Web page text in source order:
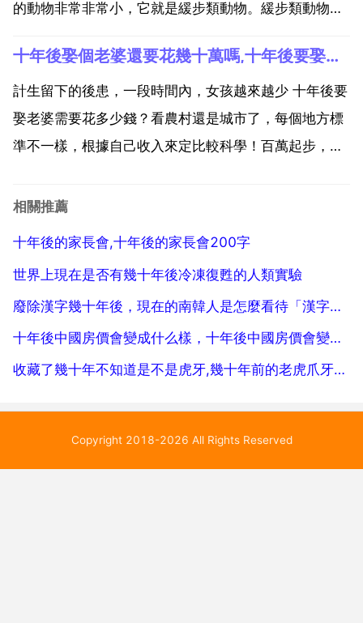
的動物非常非常小，它就是緩步類動物。緩步類動物幾
喜馬拉雅之巔，蒸汽繚繞的溫泉，寒冷的北極荒地，乾
旱的沙漠和潮濕的雨林等都有它的行蹤 它甚至會出現在
你家的後院...
十年後娶個老婆還要花幾十萬嗎,十年後要娶老婆需要花多少錢？？
計生留下的後患，一段時間內，女孩越來越少 十年後要
娶老婆需要花多少錢？看農村還是城市了，每個地方標
準不一樣，根據自己收入來定比較科學！百萬起步，全
禮和喜酒值得嘛？乙個好老婆，是多少錢財都不能衡量
相關推薦
十年後的家長會,十年後的家長會200字
世界上現在是否有幾十年後冷凍復甦的人類實驗
廢除漢字幾十年後，現在的南韓人是怎麼看待「漢字」的呢
十年後中國房價會變成什么樣，十年後中國房價會變成什麼樣
收藏了幾十年不知道是不是虎牙,幾十年前的老虎爪牙價格多少
Copyright 2018-2026 All Rights Reserved